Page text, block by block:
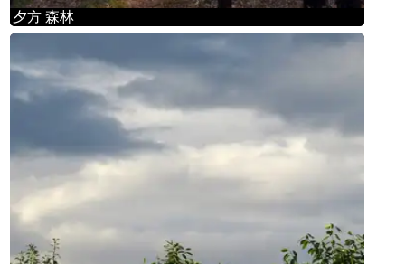
夕方 森林